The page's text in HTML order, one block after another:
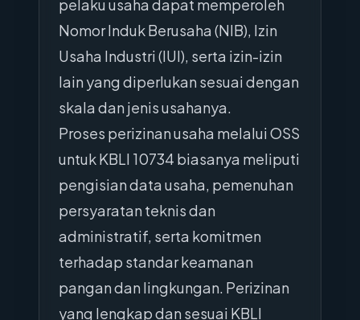
pelaku usaha dapat memperoleh
Nomor Induk Berusaha (NIB), Izin
Usaha Industri (IUI), serta izin-izin
lain yang diperlukan sesuai dengan
skala dan jenis usahanya.
Proses perizinan usaha melalui OSS
untuk KBLI 10734 biasanya meliputi
pengisian data usaha, pemenuhan
persyaratan teknis dan
administratif, serta komitmen
terhadap standar keamanan
pangan dan lingkungan. Perizinan
yang lengkap dan sesuai KBLI